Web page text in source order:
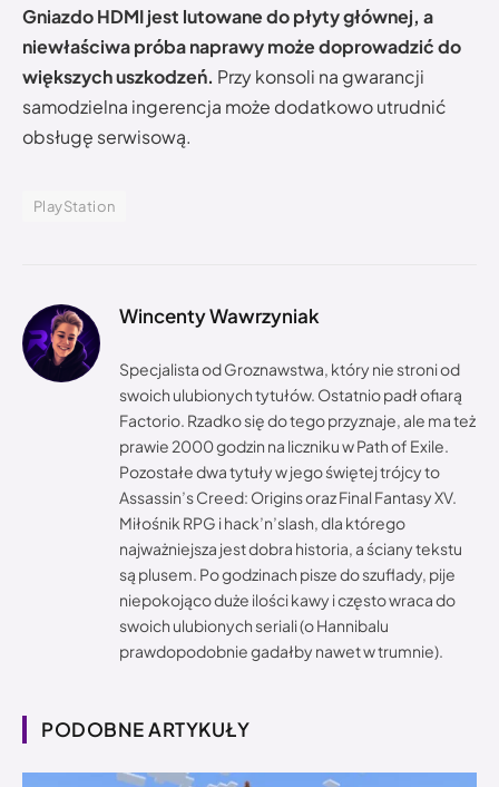
Gniazdo HDMI jest lutowane do płyty głównej, a
niewłaściwa próba naprawy może doprowadzić do
większych uszkodzeń. Przy konsoli na gwarancji
samodzielna ingerencja może dodatkowo utrudnić
obsługę serwisową.
PlayStation
Wincenty Wawrzyniak
Specjalista od Groznawstwa, który nie stroni od
swoich ulubionych tytułów. Ostatnio padł ofiarą
Factorio. Rzadko się do tego przyznaje, ale ma też
prawie 2000 godzin na liczniku w Path of Exile.
Pozostałe dwa tytuły w jego świętej trójcy to
Assassin’s Creed: Origins oraz Final Fantasy XV.
Miłośnik RPG i hack’n’slash, dla którego
najważniejsza jest dobra historia, a ściany tekstu
są plusem. Po godzinach pisze do szuflady, pije
niepokojąco duże ilości kawy i często wraca do
swoich ulubionych seriali (o Hannibalu
prawdopodobnie gadałby nawet w trumnie).
PODOBNE ARTYKUŁY